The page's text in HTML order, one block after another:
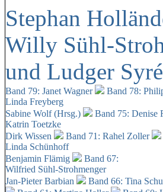
Stephan
Willy Sühl-
und Ludger Syré
Band 79: Janet Wagner Band 78:
Linda Freyberg
Sabine Wolf (Hrsg.)
Band 75: Denise
Katrin Toetzke
Dirk Wissen
Band 71: Rahel Zoller
Linda Schünhoff
Benjamin Flämig
Band 67:
Wilfried Sühl-Strohmenger
Jan-Pieter Barbian
Band 66: Tina